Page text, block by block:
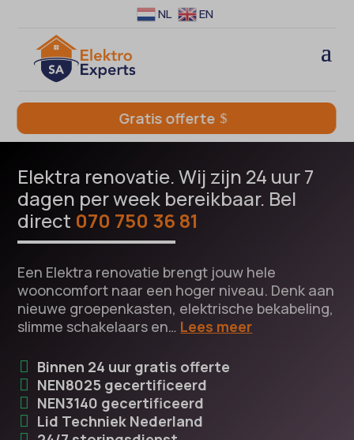
NL EN
Gratis offerte
Elektra renovatie. Wij zijn 24 uur 7
dagen per week bereikbaar. Bel
direct 070 750 36 81
Een Elektra renovatie brengt jouw hele
wooncomfort naar een hoger niveau. Denk aan
nieuwe groepenkasten, elektrische bekabeling,
slimme schakelaars en… Lees meer
Binnen 24 uur gratis offerte
NEN8025 gecertificeerd
NEN3140 gecertificeerd
Lid Techniek Nederland